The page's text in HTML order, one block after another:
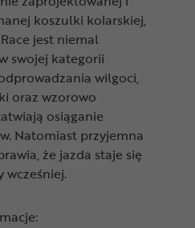
koszulki kolarskiej,
jest niemal
swojej kategorii
wilgoci,
oraz wzorowo
osiąganie
Natomiast przyjemna
że jazda staje się
wcześniej.